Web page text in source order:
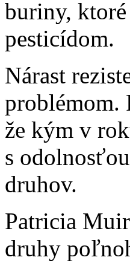
buriny,
pesticídom.
Nárast
problémom.
že kým v
s
druhov.
Patricia
druhy